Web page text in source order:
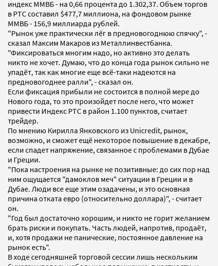
индекс ММВБ - на 0,66 процента до 1.302,37. Объем торгов
в РТС составил $477,7 миллиона, на фондовом рынке
ММВБ - 156,9 миллиарда рублей.
"Рынок уже практически лёг в предновогоднюю спячку", -
сказал Максим Макаров из Металлинвестбанка.
"Фиксироваться многим надо, но активно это делать
никто не хочет. Думаю, что до конца года рынок сильно не
упадёт, так как многие еще всё-таки надеются на
предновогоднее ралли", - сказал он.
Если фиксация прибыли не состоится в полной мере до
Нового года, то это произойдет после него, что может
привести Индекс РТС в район 1.100 пунктов, считает
трейдер.
По мнению Кирилла Янковского из Unicredit, рынок,
возможно, и сможет ещё некоторое повышение в декабре,
если спадет напряжение, связанное с проблемами в Дубае
и Греции.
"Пока настроения на рынке не позитивные: до сих пор над
ним ощущается "дамоклов меч" ситуации в Греции и в
Дубае. Люди все еще этим озадачены, и это основная
причина отката евро (относительно доллара)", - считает
он.
"Год был достаточно хорошим, и никто не горит желанием
брать риски и покупать. Часть людей, напротив, продаёт,
и, хотя продажи не панические, постоянное давление на
рынок есть".
В ходе сегодняшней торговой сессии лишь нескольким